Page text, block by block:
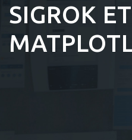
SIGROK ET